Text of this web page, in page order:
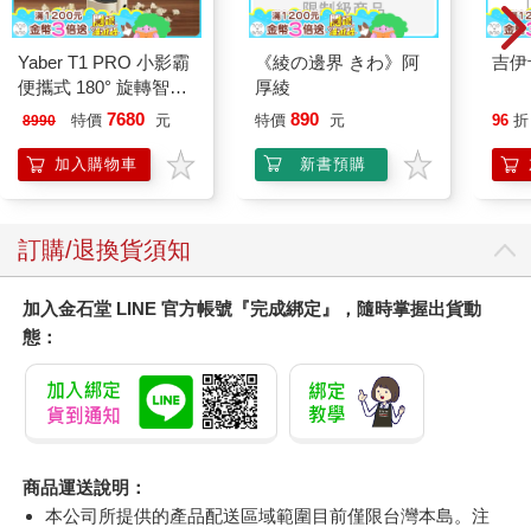
Yaber T1 PRO 小影霸
便攜式 180° 旋轉智能
投影機
8990 特價 7680 元
加入購物車
《綾の邊界 きわ》阿
厚綾
特價 890 元
新書預購
吉
96 折
訂購/退換貨須知
加入金石堂 LINE 官方帳號『完成綁定』，隨時掌握出貨動
態：
商品運送說明：
本公司所提供的產品配送區域範圍目前僅限台灣本島。注